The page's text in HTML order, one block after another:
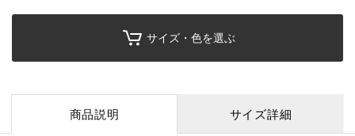
サイズ・色を選ぶ
商品説明 サイズ詳細